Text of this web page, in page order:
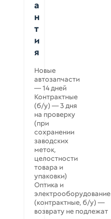
а
н
т
и
я
Новые
автозапчасти
— 14 дней
Контрактные
(б/у) — 3 дня
на проверку
(при
сохранении
заводских
меток,
целостности
товара и
упаковки)
Оптика и
электрооборудование
(контрактные, б/у) —
возврату не подлежат